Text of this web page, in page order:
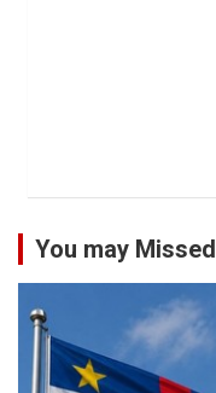
You may Missed